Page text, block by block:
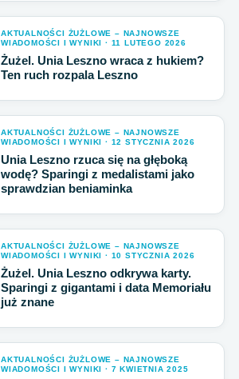
AKTUALNOŚCI ŻUŻLOWE – NAJNOWSZE
WIADOMOŚCI I WYNIKI · 11 LUTEGO 2026
Żużel. Unia Leszno wraca z hukiem?
Ten ruch rozpala Leszno
AKTUALNOŚCI ŻUŻLOWE – NAJNOWSZE
WIADOMOŚCI I WYNIKI · 12 STYCZNIA 2026
Unia Leszno rzuca się na głęboką
wodę? Sparingi z medalistami jako
sprawdzian beniaminka
AKTUALNOŚCI ŻUŻLOWE – NAJNOWSZE
WIADOMOŚCI I WYNIKI · 10 STYCZNIA 2026
Żużel. Unia Leszno odkrywa karty.
Sparingi z gigantami i data Memoriału
już znane
AKTUALNOŚCI ŻUŻLOWE – NAJNOWSZE
WIADOMOŚCI I WYNIKI · 7 KWIETNIA 2025